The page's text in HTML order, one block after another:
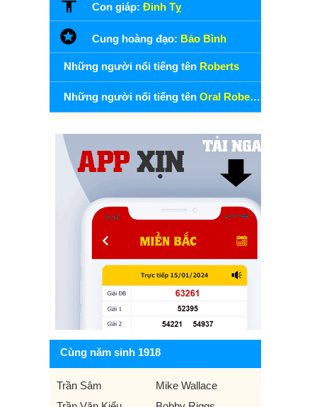
Con giáp: Đinh Tỵ
Cung hoàng đạo: Bảo Bình
Những người nổi tiếng tên Roberts
Những người nổi tiếng tên Oral Roberts
Cùng năm sinh 1918
Trần Sâm
Mike Wallace